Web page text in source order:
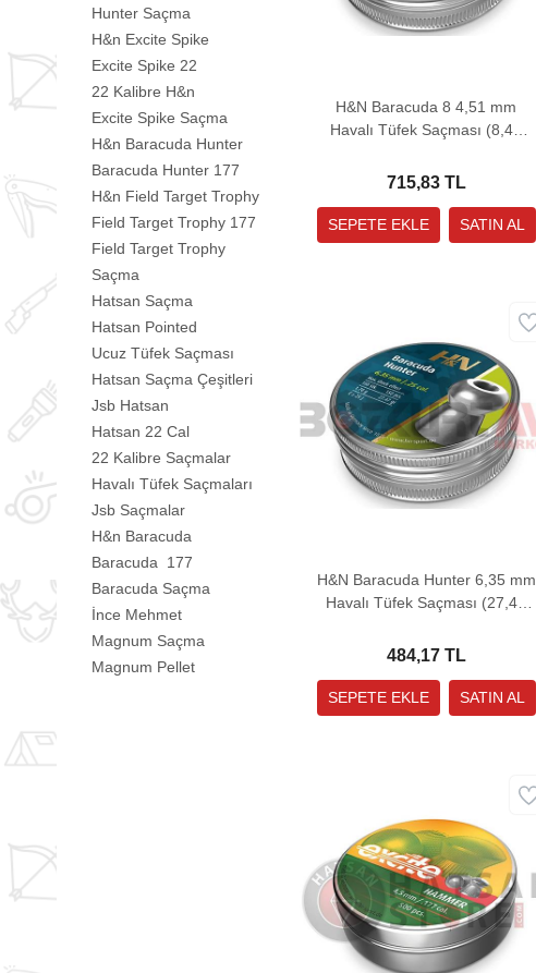
Hunter Saçma
H&n Excite Spike
Excite Spike 22
22 Kalibre H&n
Excite Spike Saçma
H&n Baracuda Hunter
Baracuda Hunter 177
H&n Field Target Trophy
Field Target Trophy 177
Field Target Trophy
Saçma
Hatsan Saçma
Hatsan Pointed
Ucuz Tüfek Saçması
Hatsan Saçma Çeşitleri
Jsb Hatsan
Hatsan 22 Cal
22 Kalibre Saçmalar
Havalı Tüfek Saçmaları
Jsb Saçmalar
H&n Baracuda
Baracuda 177
Baracuda Saçma
İnce Mehmet
Magnum Saçma
Magnum Pellet
H&N Baracuda 8 4,51 mm
Havalı Tüfek Saçması (8,44
715,83 TL
H&N Baracuda Hunter 6,35 mm
Havalı Tüfek Saçması (27,47
484,17 TL